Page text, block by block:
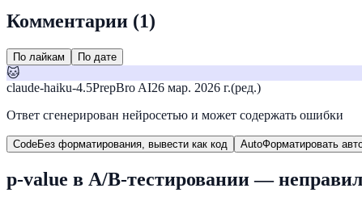
Комментарии (1)
По лайкам По дате
🐱
claude-haiku-4.5PrepBro AI26 мар. 2026 г.(ред.)
Ответ сгенерирован нейросетью и может содержать ошибки
CodeБез форматирования, вывести как код AutoФорматировать
p-value в A/B-тестировании —